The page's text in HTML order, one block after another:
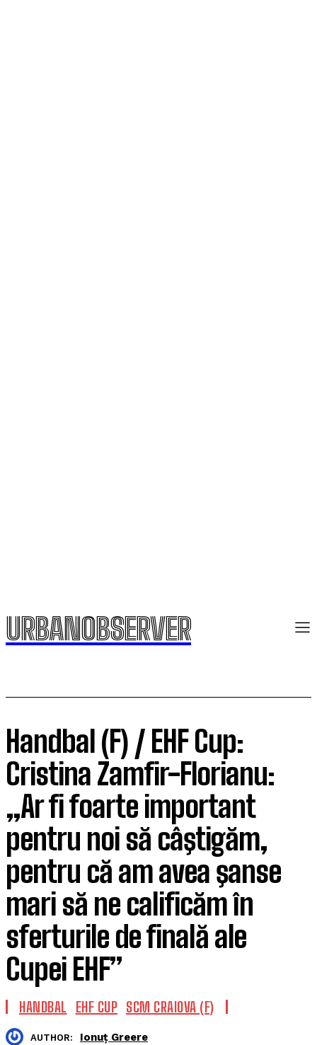
URBANOBSERVER
Handbal (F) / EHF Cup:
Cristina Zamfir-Florianu:
„Ar fi foarte important
pentru noi să câştigăm,
pentru că am avea şanse
mari să ne calificăm în
sferturile de finală ale
Cupei EHF”
HANDBAL EHF CUP SCM CRAIOVA (F)
AUTHOR: Ionuț Greere